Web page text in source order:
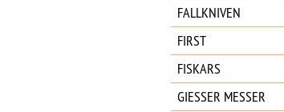
FALLKNIVEN
FIRST
FISKARS
GIESSER MESSER